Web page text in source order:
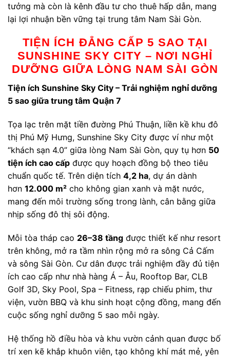
tưởng mà còn là kênh đầu tư cho thuê hấp dẫn, mang
lại lợi nhuận bền vững tại trung tâm Nam Sài Gòn.
TIỆN ÍCH ĐẲNG CẤP 5 SAO TẠI
SUNSHINE SKY CITY – NƠI NGHỈ
DƯỠNG GIỮA LÒNG NAM SÀI GÒN
Tiện ích Sunshine Sky City – Trải nghiệm nghỉ dưỡng
5 sao giữa trung tâm Quận 7
Tọa lạc trên mặt tiền đường Phú Thuận, liền kề khu đô
thị Phú Mỹ Hưng, Sunshine Sky City được ví như một
“khách sạn 4.0” giữa lòng Nam Sài Gòn, quy tụ hơn 50
tiện ích cao cấp được quy hoạch đồng bộ theo tiêu
chuẩn quốc tế. Trên diện tích 4,2 ha, dự án dành
hơn 12.000 m² cho không gian xanh và mặt nước,
mang đến môi trường sống trong lành, cân bằng giữa
nhịp sống đô thị sôi động.
Mỗi tòa tháp cao 26–38 tầng được thiết kế như resort
trên không, mở ra tầm nhìn rộng mở ra sông Cả Cấm
và sông Sài Gòn. Cư dân được trải nghiệm đầy đủ tiện
ích cao cấp như nhà hàng Á – Âu, Rooftop Bar, CLB
Golf 3D, Sky Pool, Spa – Fitness, rạp chiếu phim, thư
viện, vườn BBQ và khu sinh hoạt cộng đồng, mang đến
cuộc sống nghỉ dưỡng 5 sao mỗi ngày.
Hệ thống hồ điều hòa và khu vườn cảnh quan được bố
trí xen kẽ khắp khuôn viên, tạo không khí mát mẻ, yên